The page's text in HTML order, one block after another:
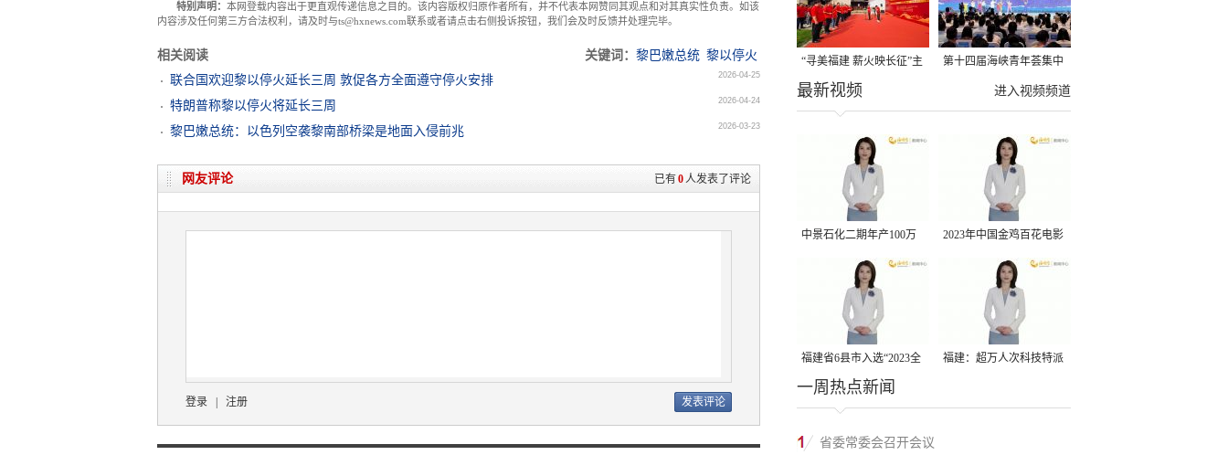
特别声明： 本网登载内容出于更直观传递信息之目的。该内容版权归原作者所有，并不代表本网赞同其观点和对其真实性负责。如该
内容涉及任何第三方合法权利，请及时与ts@hxnews.com联系或者请点击右侧投诉按钮，我们会及时反馈并处理完毕。
相关阅读 关键词： 黎巴嫩总统 黎以停火
联合国欢迎黎以停火延长三周 敦促各方全面遵守停火安排
2026-04-25
特朗普称黎以停火将延长三周 2026-04-24
黎巴嫩总统：以色列空袭黎南部桥梁是地面入侵前兆 2026-03-23
已有0人发表了评论
网友评论
登录 注册
“寻美福建 薪火映长征”主
题活动在龙岩长汀启动
第十四届海峡青年荟集中
阶段活动在福州举行
进入视频频道
最新视频
中景石化二期年产100万
吨丙烷脱氢项目建成中交
2023年中国金鸡百花电影
节有福电影巡展31日启动
福建省6县市入选“2023全
国县域发展潜力百强县”
福建：超万人次科技特派
一周热点新闻
省委常委会召开会议